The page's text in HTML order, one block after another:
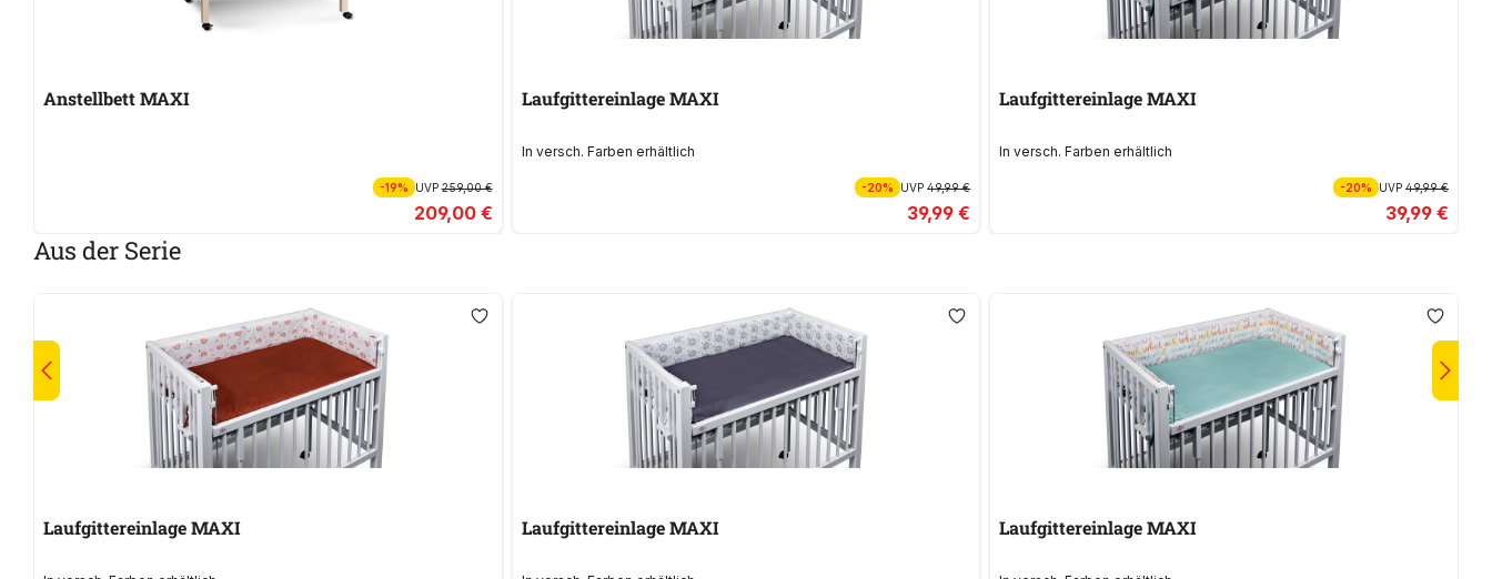
Anstellbett MAXI
-19% UVP259,00 €
209,00 €
Laufgittereinlage MAXI
In versch. Farben erhältlich
-20% UVP49,99 €
39,99 €
Laufgittereinlage MAXI
In versch. Farben erhältlich
-20% UVP 49,99 €
39,99 €
Aus der Serie
Laufgittereinlage MAXI Laufgittereinlage MAXI Laufgittereinlage MAXI